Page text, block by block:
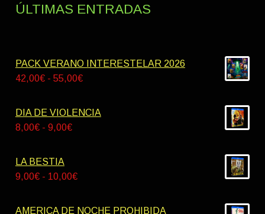
ÚLTIMAS ENTRADAS
PACK VERANO INTERESTELAR 2026
42,00€ - 55,00€Rango
precios:
DIA DE VIOLENCIA
8,00€ - 9,00€Rango
desde
LA BESTIA
9,00€ - 10,00€Rango
precios:
AMERICA DE NOCHE PROHIBIDA